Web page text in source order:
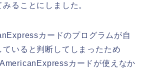
ることにしました。
カードのプログラムが自
いると判断してしまったため
カードが使えなか